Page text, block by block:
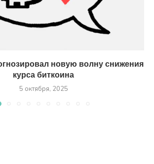
новую волну снижения
курса биткоина
5 октября, 2025